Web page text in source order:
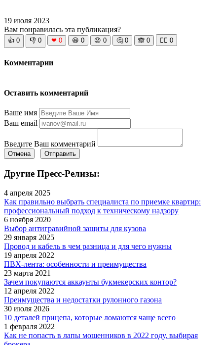
19 июля 2023
Вам понравилась эта публикация?
👍 0 👎 0 ❤ 0 😆 0 😡 0 🤔 0 🙈 0 🧘‍♀️ 0
Комментарии
Оставить комментарий
Ваше имя
Ваш email
Введите Ваш комментарий
Отмена Отправить
Другие Пресс-Релизы:
4 апреля 2025
Как правильно выбрать специалиста по приемке квартир:
профессиональный подход к техническому надзору
6 ноября 2020
Выбор антигравийной защиты для кузова
29 января 2025
Провод и кабель в чем разница и для чего нужны
19 апреля 2022
ПВХ-лента: особенности и преимущества
23 марта 2021
Зачем покупаются аккаунты букмекерских контор?
12 апреля 2022
Преимущества и недостатки рулонного газона
30 июля 2026
10 деталей прицепа, которые ломаются чаще всего
1 февраля 2022
Как не попасть в лапы мошенников в 2022 году, выбирая